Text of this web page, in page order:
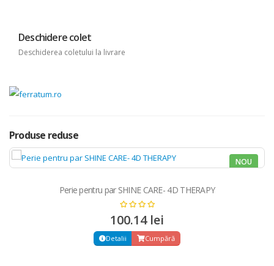
Deschidere colet
Deschiderea coletului la livrare
Produse reduse
NOU
Perie pentru par SHINE CARE- 4D THERAPY
100.14 lei
Detalii Cumpără